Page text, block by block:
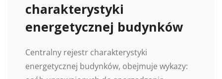
charakterystyki
energetycznej budynków
Centralny rejestr charakterystyki
energetycznej budynków, obejmuje wykazy: